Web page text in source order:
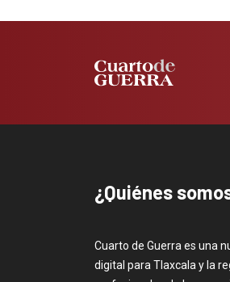
¿Quiénes
Cuarto de Guerra es una
digital para Tlaxcala y la